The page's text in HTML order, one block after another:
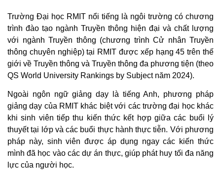
Trường Đại học RMIT nổi tiếng là ngôi trường có chương
trình đào tạo ngành Truyền thông hiện đại và chất lượng
với ngành Truyền thông (chương trình Cử nhân Truyền
thông chuyên nghiệp) tại RMIT được xếp hạng 45 trên thế
giới về Truyền thông và Truyền thông đa phương tiện (theo
QS World University Rankings by Subject năm 2024).
Ngoài ngôn ngữ giảng dạy là tiếng Anh, phương pháp
giảng dạy của RMIT khác biệt với các trường đại học khác
khi sinh viên tiếp thu kiến thức kết hợp giữa các buổi lý
thuyết tại lớp và các buổi thực hành thực tiễn. Với phương
pháp này, sinh viên được áp dụng ngay các kiến thức
mình đã học vào các dự án thực, giúp phát huy tối đa năng
lực của người học.